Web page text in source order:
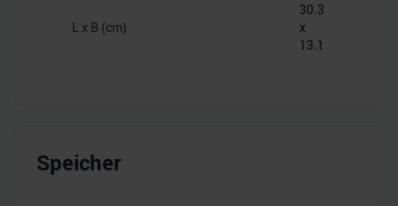
L x B (cm)
30.3
x
13.1
Speicher